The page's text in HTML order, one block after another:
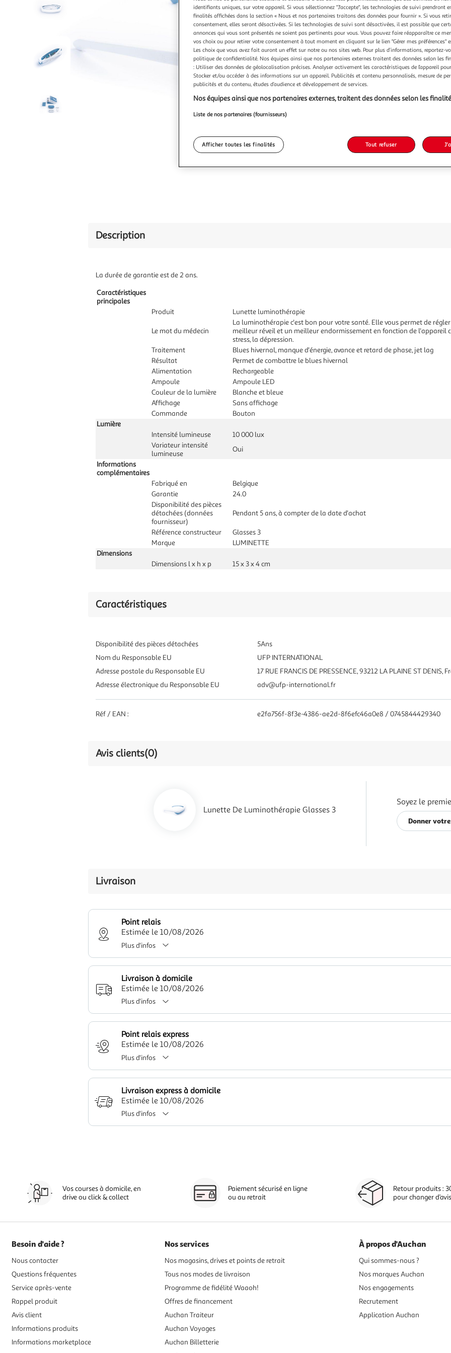
dont 0,02€
Description
La durée de garantie est de 2 ans.
Caractéristiques
principales
Produit
Lunette luminothérapie
Le mot du médecin
La luminothérapie c'est bon pour votre santé. Elle vous permet de
meilleur réveil et un meilleur endormissement en fonction de l'appareil
stress, la dépression.
Traitement
Blues hivernal, manque d'énergie, avance et retard de phase, jet lag
Résultat
Permet de combattre le blues hivernal
Alimentation
Rechargeable
Ampoule
Ampoule LED
Couleur de la lumière
Blanche et bleue
Affichage
Sans affichage
Commande
Bouton
Lumière
Intensité lumineuse
10 000 lux
Variateur intensité
lumineuse
Oui
Informations
complémentaires
Fabriqué en
Belgique
Garantie
24.0
Disponibilité des pièces
détachées (données
fournisseur)
Pendant 5 ans, à compter de la date d'achat
Référence constructeur
Glasses 3
Marque
LUMINETTE
Dimensions
Dimensions l x h x p
15 x 3 x 4 cm
Caractéristiques
Disponibilité des pièces détachées
5Ans
Nom du Responsable EU
UFP INTERNATIONAL
Adresse postale du Responsable EU
17 RUE FRANCIS DE PRESSENCE, 93212 LA PLAINE ST DENIS,
Adresse électronique du Responsable EU
adv@ufp-international.fr
Réf / EAN : e2fa756f-8f3e-4386-ae2d-8f6efc46a0e8 / 0745844429340
Avis clients(0)
Lunette De Luminothérapie Glasses 3
Soyez le
Donner
Livraison
Point relais
Estimée le 10/08/2026
Plus d'infos
Livraison à domicile
Estimée le 10/08/2026
Plus d'infos
Point relais express
Estimée le 10/08/2026
Plus d'infos
Livraison express à domicile
Estimée le 10/08/2026
Plus d'infos
Vos courses à domicile, en
drive ou click & collect
Paiement sécurisé en ligne
ou au retrait
Retour produits :
pour changer d’avis
Besoin d'aide ?
Nous contacter
Questions fréquentes
Service après-vente
Rappel produit
Avis client
Informations produits
Informations marketplace
Nos services
Nos magasins, drives et points de retrait
Tous nos modes de livraison
Programme de fidélité Waaoh!
Offres de financement
Auchan Traiteur
Auchan Voyages
Auchan Billetterie
À propos d'Auchan
Qui sommes-nous ?
Nos marques Auchan
Nos engagements
Recrutement
Application Auchan
identifiants uniques, sur votre appareil. Si vous sélectionnez "J'accepte", les technologies de suivi prendront
finalités affichées dans la section « Nous et nos partenaires traitons des données pour fournir ». Si vous
consentement, elles seront désactivées. Si les technologies de suivi sont désactivées, il est possible que
annonces qui vous sont présentés ne soient pas pertinents pour vous. Vous pouvez faire réapparaître ce
vos choix ou pour retirer votre consentement à tout moment en cliquant sur le lien "Gérer mes préférences"
Les choix que vous avez fait auront un effet sur notre ou nos sites web. Pour plus d’informations, reportez-
politique de confidentialité. Nos équipes ainsi que nos partenaires externes traitent des données selon les
: Utiliser des données de géolocalisation précises. Analyser activement les caractéristiques de l’appareil
Stocker et/ou accéder à des informations sur un appareil. Publicités et contenu personnalisés, mesure de
publicités et du contenu, études d’audience et développement de services.
Nos équipes ainsi que nos partenaires externes, traitent des données selon les
Liste de nos partenaires (fournisseurs)
Afficher toutes les finalités Tout refuser